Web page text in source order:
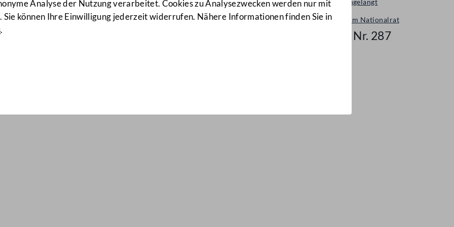
Analyse der Nutzung verarbeitet. Cookies zu Analysezwecken werden nur mit
Sie können Ihre Einwilligung jederzeit widerrufen. Nähere Informationen finden Sie in
.
Neu eingelangt
Neues im Nationalrat
Mail Nr. 287
Nr: 287